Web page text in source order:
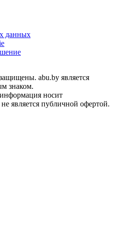
данных
abu.by является
знаком.
носит
является публичной офертой.